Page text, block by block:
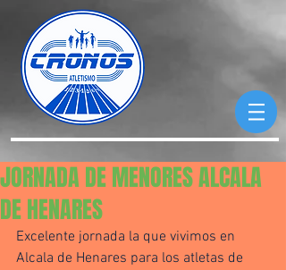
JORNADA DE MENORES ALCALA
DE HENARES
Excelente jornada la que vivimos en
Alcala de Henares para los atletas de